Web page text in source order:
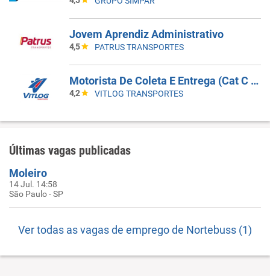
Jovem Aprendiz Administrativo
4,5 PATRUS TRANSPORTES
Motorista De Coleta E Entrega (Cat C Ou D)
4,2 VITLOG TRANSPORTES
Últimas vagas publicadas
Moleiro
14 Jul. 14:58
São Paulo - SP
Ver todas as vagas de emprego de Nortebuss (1)